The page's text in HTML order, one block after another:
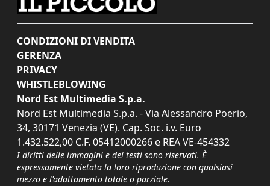
CONDIZIONI DI VENDITA
GERENZA
PRIVACY
WHISTLEBLOWING
Nord Est Multimedia S.p.a.
Nord Est Multimedia S.p.a. - Via Alessandro Poerio,
34, 30171 Venezia (VE). Cap. Soc. i.v. Euro
1.432.522,00 C.F. 05412000266 e REA VE-454332
I diritti delle immagini e dei testi sono riservati. È
espressamente vietata la loro riproduzione con qualsiasi
mezzo e l'adattamento totale o parziale.